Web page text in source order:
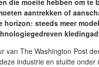
die moeite hebben om te
aantrekken of
horizon: steeds meer
van The Washington Post
industrie en stuitte onder